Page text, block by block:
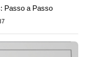
Passo a Passo